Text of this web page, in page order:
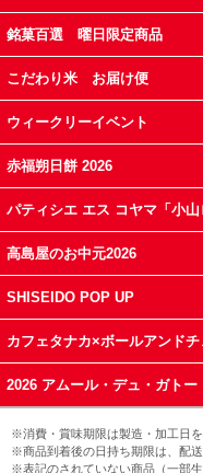
銘菓百選 曜日限定商品
こだわり米 お届け便
ウィークリーイベント
赤福朔日餅 2026
パティシエ エス コヤマ「小
高島屋のお中元2026
SHISEIDO POP UP
カフェタナカ×ボールアンド
2026 アムール・デュ・ガトー
※消費・賞味期限は製造・加工日を
※商品到着後の日持ち期限は、配送
※表記のされていない商品（一部